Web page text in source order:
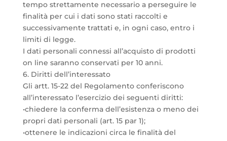
tempo strettamente necessario a perseguire le
finalità per cui i dati sono stati raccolti e
successivamente trattati e, in ogni caso, entro i
limiti di legge.
I dati personali connessi all’acquisto di prodotti
on line saranno conservati per 10 anni.
6. Diritti dell’interessato
Gli artt. 15-22 del Regolamento conferiscono
all’interessato l’esercizio dei seguenti diritti:
•chiedere la conferma dell’esistenza o meno dei
propri dati personali (art. 15 par 1);
•ottenere le indicazioni circa le finalità del